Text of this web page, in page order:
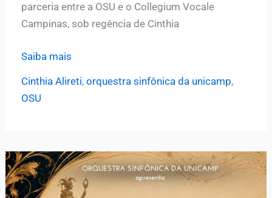
parceria entre a OSU e o Collegium Vocale
Campinas, sob regência de Cinthia
OSU
obras
sacras
de
Saiba mais
Cinthia Alireti, orquestra sinfônica da unicamp,
OSU